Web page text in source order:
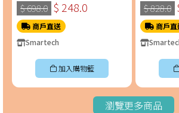
機 (SS-8108)
$ 698.0 $ 248.0
商戶直送
Smartech
加入購物籃
$ 828.0
商戶直
瀏覽更多商品